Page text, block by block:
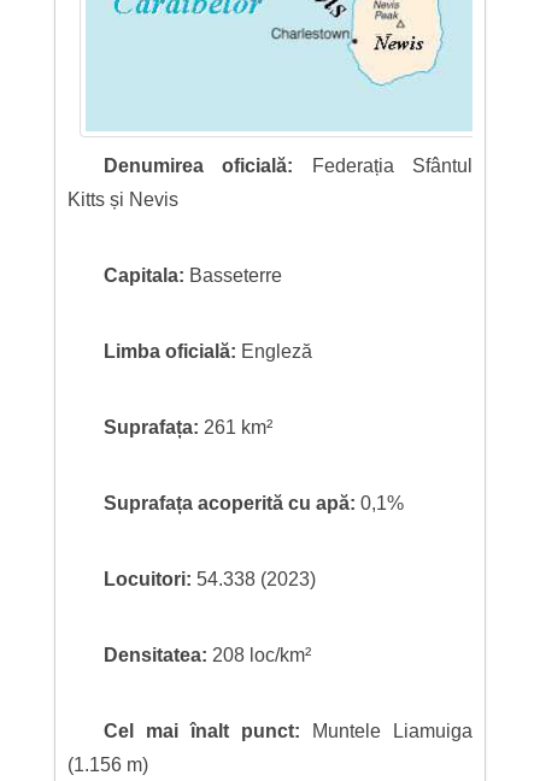
Denumirea oficială:
Federația Sfântul
Kitts și Nevis
Capitala: Basseterre
Limba oficială: Engleză
Suprafața: 261 km²
Suprafața acoperită cu apă: 0,1%
Locuitori: 54.338 (2023)
Densitatea: 208 loc/km²
Cel mai înalt punct:
Muntele Liamuiga
(1.156 m)